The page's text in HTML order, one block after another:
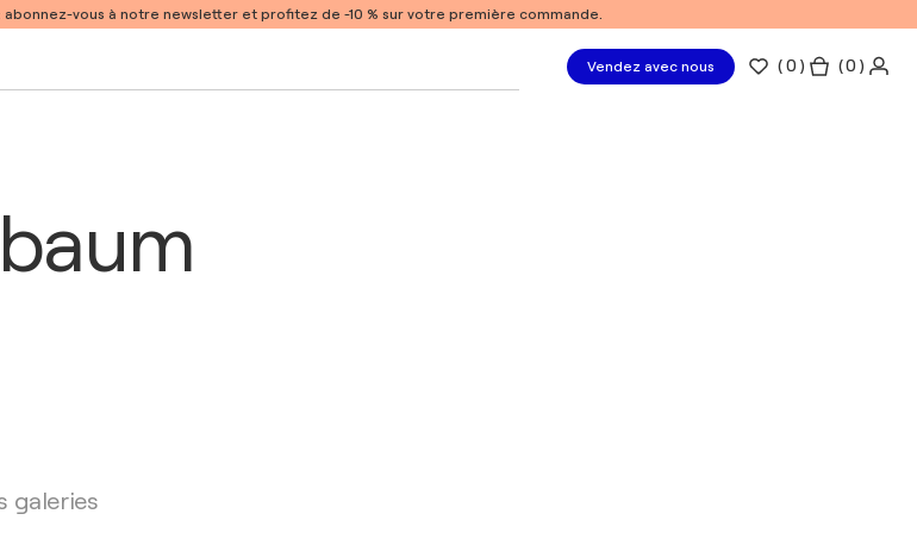
abonnez-vous à notre newsletter et profitez de -10 % sur votre première commande.
Vendez avec nous (0 ) ( 0 )
galeries